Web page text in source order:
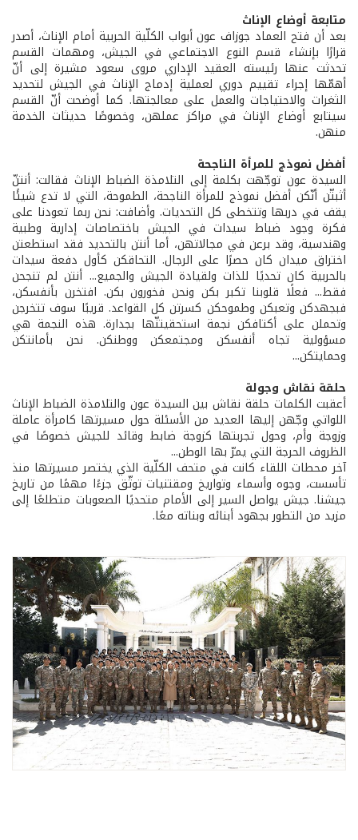
متابعة أوضاع الإناث
بعد أن فتح العماد جوزاف عون أبواب الكلّية الحربية أمام الإناث، أصدر
قرارًا بإنشاء قسم النوع الاجتماعي في الجيش، ومهمات القسم
تحدثت عنها رئيسته العقيد الإداري مروى سعود مشيرة إلى أنّ
أهمّها إجراء تقييم دوري لعملية إدماج الإناث في الجيش لتحديد
الثغرات والاحتياجات والعمل على معالجتها. كما أوضحت أنّ القسم
سيتابع أوضاع الإناث في مراكز عملهن، وخصوصًا حديثات الخدمة
منهن.
أفضل نموذج للمرأة الناجحة
السيدة عون توجّهت بكلمة إلى التلامذة الضباط الإناث فقالت: أنتنّ
أثبتّن أنّكن أفضل نموذج للمرأة الناجحة، الطموحة، التي لا تدع شيئًا
يقف في دربها وتتخطى كل التحديات. وأضافت: نحن ربما تعودنا على
فكرة وجود ضباط سيدات في الجيش باختصاصات إدارية وطبية
وهندسية، وقد برعن في مجالاتهن، أما أنتن بالتحديد فقد استطعتن
اختراق ميدان كان حصرًا على الرجال. التحاقكن كأول دفعة سيدات
بالحربية كان تحديًا للذات ولقيادة الجيش والجميع... أنتن لم تنجحن
فقط... فعلًا قلوبنا تكبر بكن ونحن فخورون بكن. افتخرن بأنفسكن،
فبجهدكن وتعبكن وطموحكن كسرتن كل القواعد. قريبًا سوف تتخرجن
وتحملن على أكتافكن نجمة استحقيتنّها بجدارة. هذه النجمة هي
مسؤولية تجاه أنفسكن ومجتمعكن ووطنكن. نحن بأمانتكن
وحمايتكن...
حلقة نقاش وجولة
أعقبت الكلمات حلقة نقاش بين السيدة عون والتلامذة الضباط الإناث
اللواتي وجّهن إليها العديد من الأسئلة حول مسيرتها كامرأة عاملة
وزوجة وأم، وحول تجربتها كزوجة ضابط وقائد للجيش خصوصًا في
الظروف الحرجة التي يمرّ بها الوطن...
آخر محطات اللقاء كانت في متحف الكلّية الذي يختصر مسيرتها منذ
تأسست، وجوه وأسماء وتواريخ ومقتنيات توثّق جزءًا مهمًا من تاريخ
جيشنا. جيش يواصل السير إلى الأمام متحديًا الصعوبات متطلعًا إلى
مزيد من التطور بجهود أبنائه وبناته معًا.